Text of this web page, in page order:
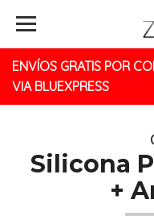
ENVÍOS GRATIS POR
VIA BLUEXPRESS
Silicona
+